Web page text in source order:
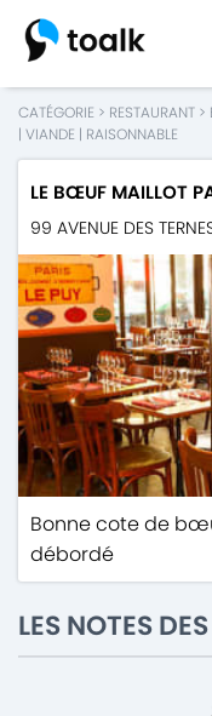
CATÉGORIE > RESTAURANT >
| VIANDE | RAISONNABLE
LE BŒUF MAILLOT
99 AVENUE DES
Bonne cote de
débordé
LES NOTES